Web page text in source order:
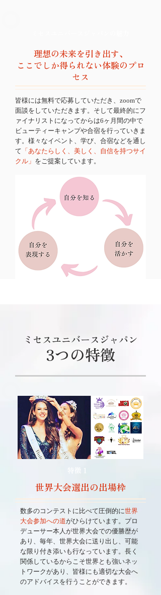
理想の未来を引き出す、
ここでしか得られない体験のプロ
セス
皆様には無料で応募していただき、zoomで
面談をしていただきます。そして最終的にフ
ァイナリストになってからは6ヶ月間の中で
ビューティーキャンプや合宿を行っていきま
す。様々なイベント、学び、合宿などを通し
て 「あなたらしく、美しく、自信を持つサイ
クル」 をご提案しています。
ミセスユニバースジャパン
3つの特徴
特徴１
世界大会選出の出場枠
数多のコンテストに比べて圧倒的に世界
大会参加への道がひらけています。プロ
デューサー本人が世界大会での優勝歴が
あり、毎年、世界大会に送り出し、可能
な限り付き添いも行なっています。長く
関係しているからこそ世界とも強いネッ
トワークがあり、皆様にも適切な大会へ
のアドバイスを行うことができます。